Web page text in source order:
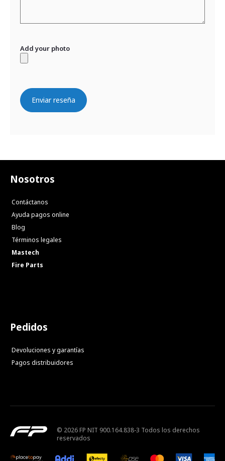
Add your photo
Enviar reseña
Nosotros
Contáctanos
Ayuda pagos online
Blog
Términos legales
Mastech
Fire Parts
Pedidos
Devoluciones y garantías
Pagos distribuidores
© 2026 FP NIT 900.164.838-3 Todos los derechos
reservados